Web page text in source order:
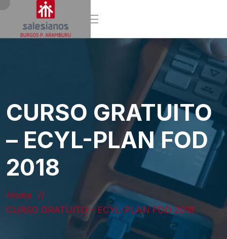
CURSO GRATUITO
– ECYL-PLAN FOD
2018
Home
CURSO GRATUITO – ECYL-PLAN FOD 2018